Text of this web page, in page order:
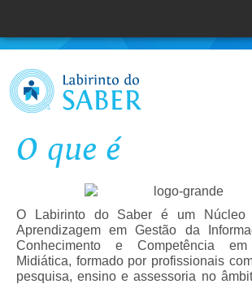
O que é
O Labirinto do Saber é um Núcleo
Aprendizagem em Gestão da
Conhecimento e Competência
Midiática, formado por profissionais
pesquisa, ensino e assessoria no